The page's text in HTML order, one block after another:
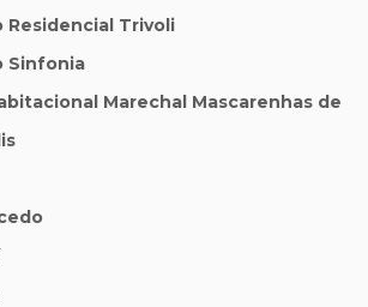
Residencial Trivoli
Sinfonia
Marechal Mascarenhas de